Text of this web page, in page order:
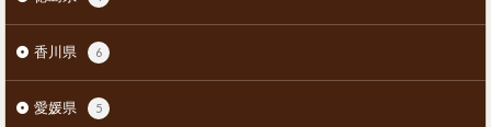
香川県 6
愛媛県 5